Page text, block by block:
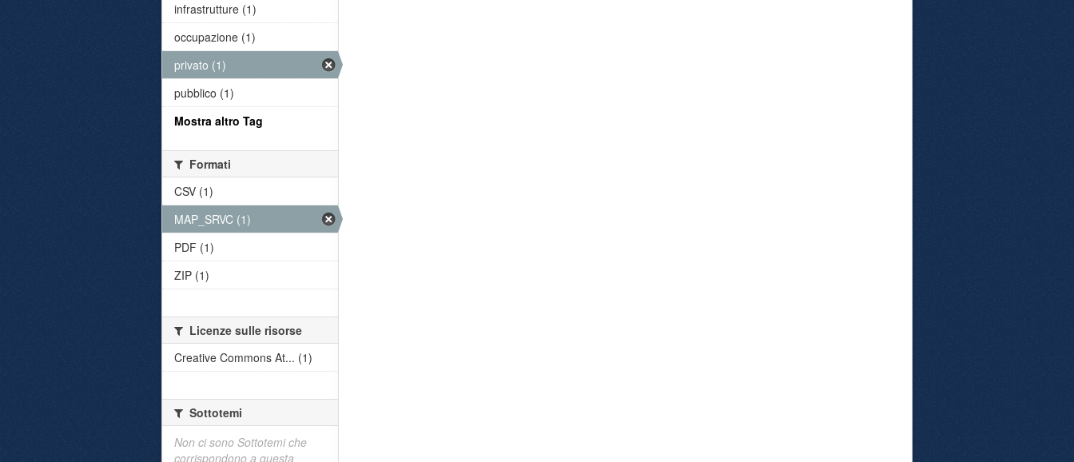
infrastrutture (1)
occupazione (1)
privato (1)
pubblico (1)
Mostra altro Tag
Formati
CSV (1)
MAP_SRVC (1)
PDF (1)
ZIP (1)
Licenze sulle risorse
Creative Commons At... (1)
Sottotemi
Non ci sono Sottotemi che
corrispondono a questa